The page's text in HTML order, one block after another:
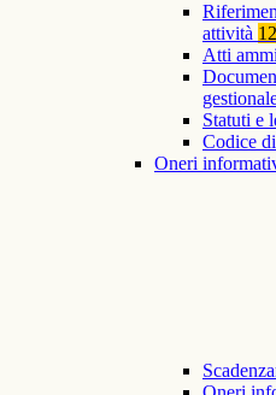
attività 12
Atti
Statuti e
Codice
Oneri